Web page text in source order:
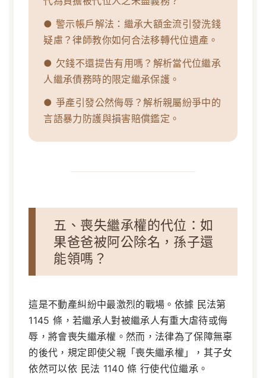
● 警示帳戶解法：繼承大額金流引發洗錢
疑慮？律師教你如何合法移轉代位遺產。
● 欠錢不還提告有用嗎？解析當代位繼承
人繼承債務時的限定繼承保護。
● 爭產引發公然侮辱？解析親屬紛爭中的
言語暴力防護與損害賠償鑑定。
五、喪失繼承權的代位：如
果爸爸被阿公除名，孫子還
能領嗎？
這是不動產糾紛中最激烈的戰場。依據 民法第
1145 條，若繼承人對被繼承人有重大虐待或侮
辱，將會喪失繼承權。然而，法律為了保障無辜
的後代，規定即使父親「喪失繼承權」，其子女
依然可以依 民法 1140 條 行使代位繼承。